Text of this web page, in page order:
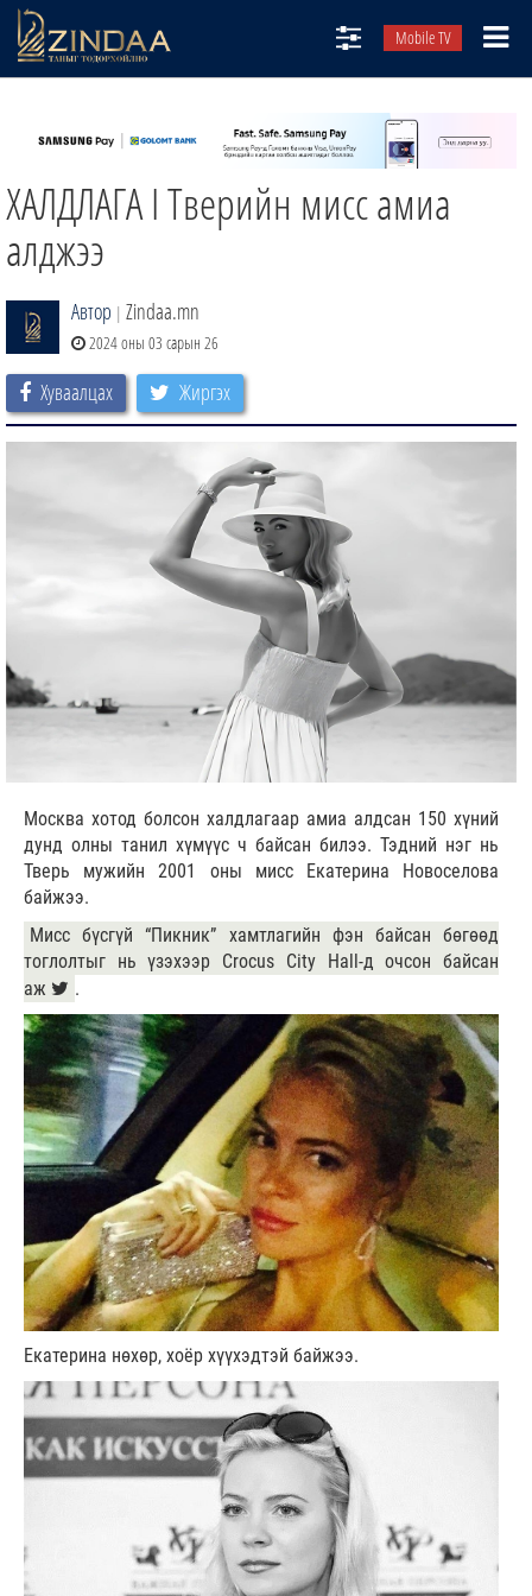
Mobile TV
ТВ8
ӨГЛӨӨНИЙ СОНИН
АУДИО ЗОХИОЛ
ЗИНДАА СЭТГҮҮЛ
ХАЛДЛАГА I Тверийн мисс амиа
алджээ
Автор | Zindaa.mn
2024 оны 03 сарын 26
Хуваалцах Жиргэх
Москва хотод болсон халдлагаар амиа алдсан 150 хүний
дунд олны танил хүмүүс ч байсан билээ. Тэдний нэг нь
Тверь мужийн 2001 оны мисс Екатерина Новоселова
байжээ.
Мисс бүсгүй “Пикник” хамтлагийн фэн байсан бөгөөд
тоглолтыг нь үзэхээр Crocus City Hall-д очсон байсан
аж
.
Екатерина нөхөр, хоёр хүүхэдтэй байжээ.